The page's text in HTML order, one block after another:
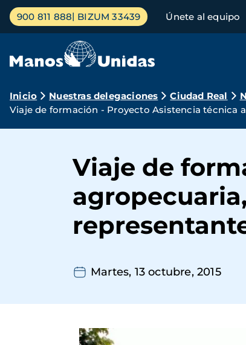
Pasar
contenido
Menú
principal
900 811 888 BIZUM 33439 Únete al equipo
Ruta
de
navegación
Inicio Nuestras delegaciones Ciudad Real
Viaje de formación - Proyecto Asistencia técnica
Viaje de
Martes, 13 octubre, 2015